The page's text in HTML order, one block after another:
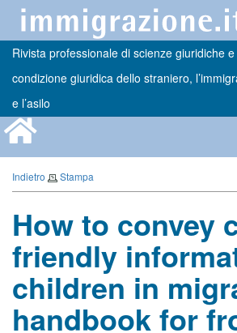
Rivista professionale di scienze giuridiche
condizione giuridica dello straniero,
e l’asilo
Indietro Stampa
How to convey
friendly
children in
handbook for